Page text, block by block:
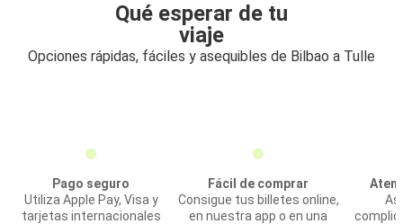
Qué esperar de tu
viaje
Opciones rápidas, fáciles y asequibles de Bilbao a Tulle
Pago seguro
Utiliza Apple Pay, Visa y
tarjetas internacionales
Fácil de comprar
Consigue tus billetes online,
en nuestra app o en una